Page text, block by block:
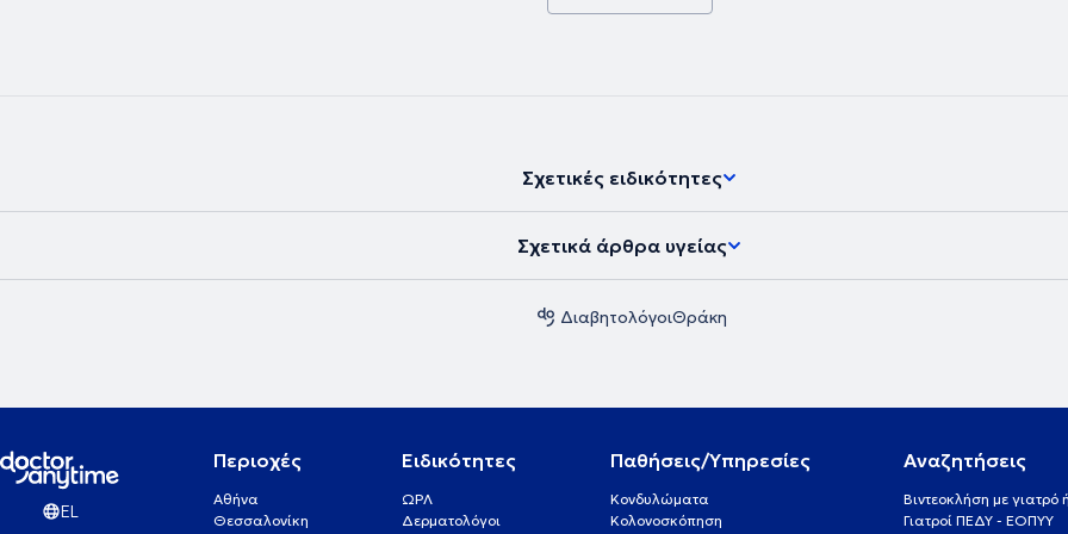
Σχετικές ειδικότητες
Σχετικά άρθρα υγείας
ΔιαβητολόγοιΘράκη
EL
Περιοχές
Αθήνα
Θεσσαλονίκη
Ειδικότητες
ΩΡΛ
Δερματολόγοι
Παθήσεις/Υπηρεσίες
Κονδυλώματα
Κολονοσκόπηση
Αναζητήσεις
Βιντεοκλήση με
Γιατροί ΠΕΔΥ - ΕΟΠΥΥ